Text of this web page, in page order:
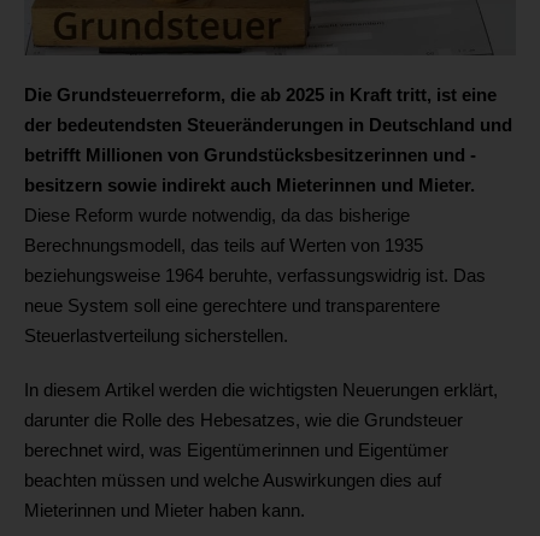
Die Grundsteuerreform, die ab 2025 in Kraft tritt, ist eine
der bedeutendsten Steueränderungen in Deutschland und
betrifft Millionen von Grundstücksbesitzerinnen und -
besitzern sowie indirekt auch Mieterinnen und Mieter.
Diese Reform wurde notwendig, da das bisherige
Berechnungsmodell, das teils auf Werten von 1935
beziehungsweise 1964 beruhte, verfassungswidrig ist. Das
neue System soll eine gerechtere und transparentere
Steuerlastverteilung sicherstellen.
In diesem Artikel werden die wichtigsten Neuerungen erklärt,
darunter die Rolle des Hebesatzes, wie die Grundsteuer
berechnet wird, was Eigentümerinnen und Eigentümer
beachten müssen und welche Auswirkungen dies auf
Mieterinnen und Mieter haben kann.